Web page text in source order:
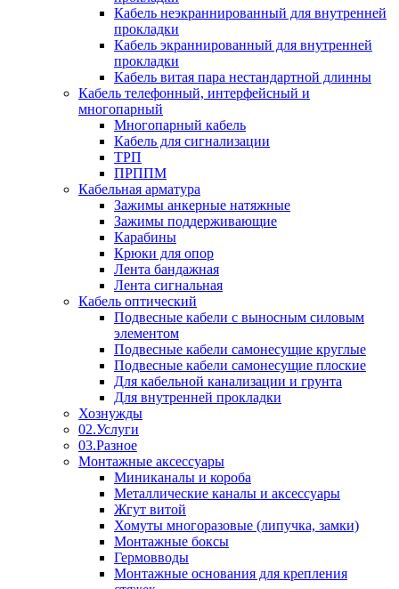
Кабель неэкраннированный для внутренней
прокладки
Кабель экраннированный для внутренней
прокладки
Кабель витая пара нестандартной длинны
Кабель телефонный, интерфейсный и
многопарный
Многопарный кабель
Кабель для сигнализации
ТРП
ПРППМ
Кабельная арматура
Зажимы анкерные натяжные
Зажимы поддерживающие
Карабины
Крюки для опор
Лента бандажная
Лента сигнальная
Кабель оптический
Подвесные кабели с выносным силовым
элементом
Подвесные кабели самонесущие круглые
Подвесные кабели самонесущие плоские
Для кабельной канализации и грунта
Для внутренней прокладки
Хознужды
02.Услуги
03.Разное
Монтажные аксессуары
Миниканалы и короба
Металлические каналы и аксессуары
Жгут витой
Хомуты многоразовые (липучка, замки)
Монтажные боксы
Гермовводы
Монтажные основания для крепления